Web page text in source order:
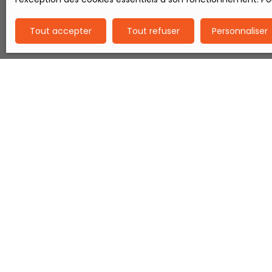
Tout accepter Tout refuser Personnaliser